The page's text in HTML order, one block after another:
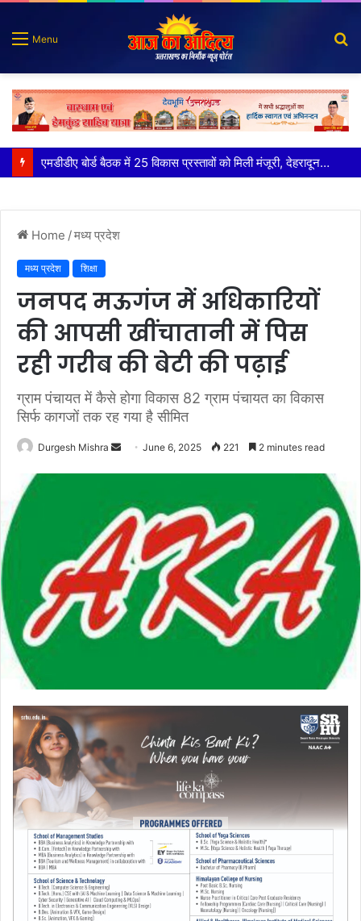
Menu
कृष्णा हाउसकीपिंग के मालिक दीपक जायसवाल विनोद नौटियाल आदि पर मुकदमा दर्ज
Home /मध्य प्रदेश
मध्य प्रदेश शिक्षा
जनपद मऊगंज में अधिकारियों
की आपसी खींचातानी में पिस
रही गरीब की बेटी की पढ़ाई
ग्राम पंचायत में कैसे होगा विकास 82 ग्राम पंचायत का विकास
सिर्फ कागजों तक रह गया है सीमित
Durgesh Mishra
Send June 6, 2025 221 2 minutes read